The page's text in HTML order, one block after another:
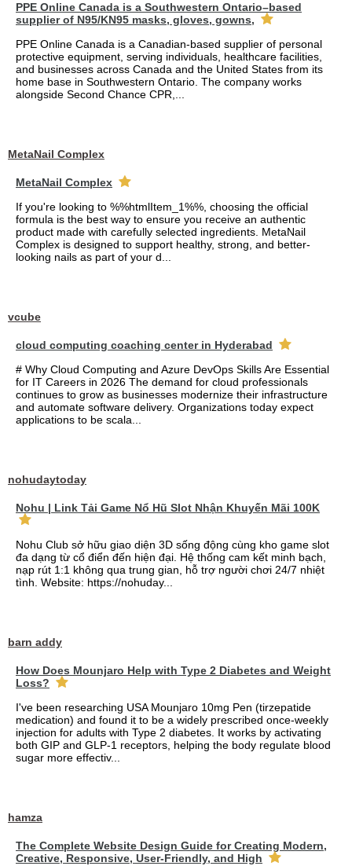
PPE Online Canada is a Southwestern Ontario–based
supplier of N95/KN95 masks, gloves, gowns,
PPE Online Canada is a Canadian-based supplier of personal
protective equipment, serving individuals, healthcare facilities,
and businesses across Canada and the United States from its
home base in Southwestern Ontario. The company works
alongside Second Chance CPR,...
MetaNail Complex
MetaNail Complex
If you're looking to %%htmlItem_1%%, choosing the official
formula is the best way to ensure you receive an authentic
product made with carefully selected ingredients. MetaNail
Complex is designed to support healthy, strong, and better-
looking nails as part of your d...
vcube
cloud computing coaching center in Hyderabad
# Why Cloud Computing and Azure DevOps Skills Are Essential
for IT Careers in 2026 The demand for cloud professionals
continues to grow as businesses modernize their infrastructure
and automate software delivery. Organizations today expect
applications to be scala...
nohudaytoday
Nohu | Link Tải Game Nổ Hũ Slot Nhận Khuyến Mãi 100K
Nohu Club sở hữu giao diện 3D sống động cùng kho game slot
đa dạng từ cổ điển đến hiện đại. Hệ thống cam kết minh bạch,
nạp rút 1:1 không qua trung gian, hỗ trợ người chơi 24/7 nhiệt
tình. Website: https://nohuday...
barn addy
How Does Mounjaro Help with Type 2 Diabetes and Weight
Loss?
I've been researching USA Mounjaro 10mg Pen (tirzepatide
medication) and found it to be a widely prescribed once-weekly
injection for adults with Type 2 diabetes. It works by activating
both GIP and GLP-1 receptors, helping the body regulate blood
sugar more effectiv...
hamza
The Complete Website Design Guide for Creating Modern,
Creative, Responsive, User-Friendly, and High